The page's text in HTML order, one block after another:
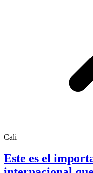
Cali
Este es el